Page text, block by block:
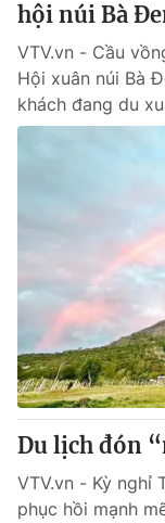
hội núi Bà
VTV.vn - Cầu
Hội xuân núi Bà
khách đang du
Du lịch đón
VTV.vn - Kỳ nghỉ
phục hồi mạnh